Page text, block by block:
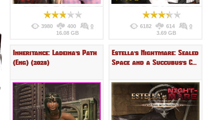
3980 400
0
16.08 GB
6182 614
0
3.69 GB
Inheritance: Ladeina's Path
(Eng) (2023)
Estella's Nightmare: Sealed
Space and a Succubus's C...